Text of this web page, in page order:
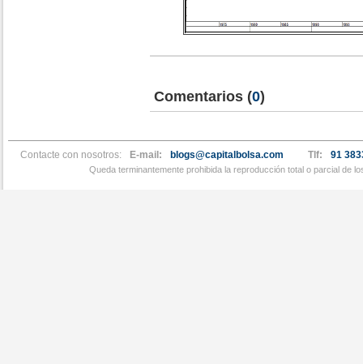
Comentarios (0)
Contacte con nosotros: E-mail: blogs@capitalbolsa.com Tlf: 91
Queda terminantemente prohibida la reproducción total o parcial de